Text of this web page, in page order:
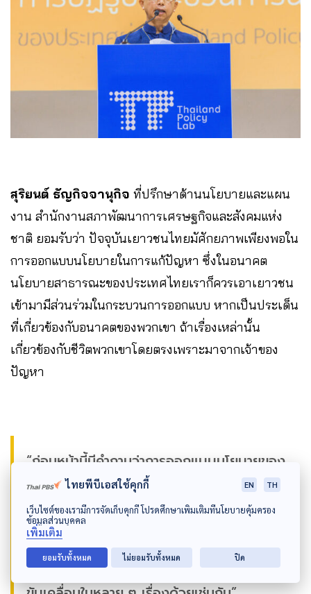
สุริยนต์ ธัญกิจจานุกิจ ที่ปรึกษาด้านนโยบายและแผน
งาน สำนักงานสภาพัฒนาการเศรษฐกิจและสังคมแห่ง
ชาติ ยอมรับว่า ปัจจุบันเยาวชนไทยมัศักยภาพเพียงพอใน
การออกแบบนโยบายในการแก้ปัญหา ซึ่งในอนาคต
นโยบายสาธารณะของประเทศไทยเราก็ควรเอาเยาวชน
เข้ามามีส่วนร่วมในกระบวนการออกแบบ หากเป็นประเด็น
ที่เกี่ยวข้องกับอนาคตของพวกเขา ถ้าเรื่องเหล่านั้น
เกี่ยวข้องกับชีวิตพวกเขาโดยตรงเพราะมาจากเจ้าของ
ปัญหา
“ก่อนหน้านี้มีคำถามว่าการออกแบบนโยบายของ
ผู้ใหญ่ที่มีทั้งทำได้จริงและทำไม่ได้บางส่วน ต้อง
ยอมรับระบบบางอย่างมันมีกฎระเบียบค่อนข้าง
มากที่เป็นอุปสรรคในการออกแบบ ไม่ใช่แค่ไทย
ต่างประเทศก็มี บางครั้งก็เป็นอุปสรรคต่อการ
ไทยพีบีเอสใช้คุกกี้ EN TH
เว็บไซต์ของเรามีการจัดเก็บคุกกี้ โปรดศึกษาเพิ่มเติมที่นโยบายคุ้มครอง
ข้อมูลส่วนบุคคล
เพิ่มเติม
ยอมรับทั้งหมด ไม่ยอมรับทั้งหมด ปิด